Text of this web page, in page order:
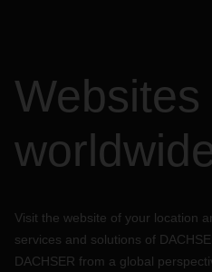
Websites
Visit the website of your location
services and solutions of
DACHSER from a global